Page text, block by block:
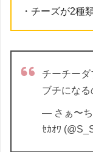
・チーズが2種
チーチー
ブチになる
— さぁ〜
ｾｶｵﾜ